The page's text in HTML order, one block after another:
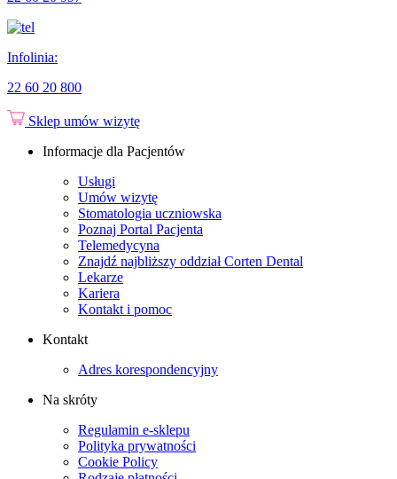
Infolinia:
22 60 20 800
Sklep umów wizytę
Informacje dla Pacjentów
Usługi
Umów wizytę
Stomatologia uczniowska
Poznaj Portal Pacjenta
Telemedycyna
Znajdź najbliższy oddział Corten Dental
Lekarze
Kariera
Kontakt i pomoc
Kontakt
Adres korespondencyjny
Na skróty
Regulamin e-sklepu
Polityka prywatności
Cookie Policy